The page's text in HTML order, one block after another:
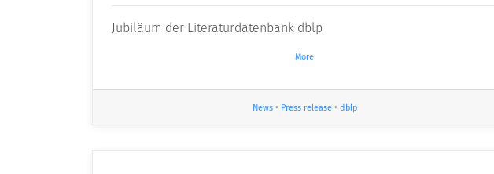
Jubiläum der Literaturdatenbank dblp
More
News• Press release• dblp